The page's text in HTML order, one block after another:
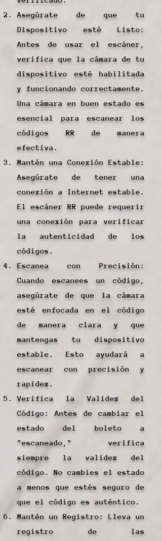
Asegúrate de que tu
Dispositivo esté Listo:
Antes de usar el escáner,
verifica que la cámara de tu
dispositivo esté habilitada
y funcionando correctamente.
Una cámara en buen estado es
esencial para escanear los
códigos RR de manera
efectiva.
Mantén una Conexión Estable:
Asegúrate de tener una
conexión a Internet estable.
El escáner RR puede requerir
una conexión para verificar
la autenticidad de los
códigos.
Escanea con Precisión:
Cuando escanees un código,
asegúrate de que la cámara
esté enfocada en el código
de manera clara y que
mantengas tu dispositivo
estable. Esto ayudará a
escanear con precisión y
rapidez.
Verifica la Validez del
Código: Antes de cambiar el
estado del boleto a
"escaneado," verifica
siempre la validez del
código. No cambies el estado
a menos que estés seguro de
que el código es auténtico.
Mantén un Registro: Lleva un
registro de las